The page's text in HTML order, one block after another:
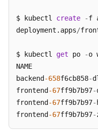
$ kubectl create -f
deployment.apps/
$ kubectl get po -o
NAME
backend -658f6cb858-
frontend -67ff9b7b97-
frontend -67ff9b7b97-
frontend -67ff9b7b97-